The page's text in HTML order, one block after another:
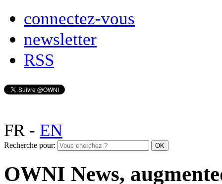
connectez-vous
newsletter
RSS
FR- EN
Recherche pour:
OWNI News,